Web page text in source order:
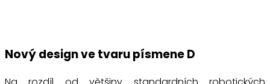
Nový design ve tvaru písmene D